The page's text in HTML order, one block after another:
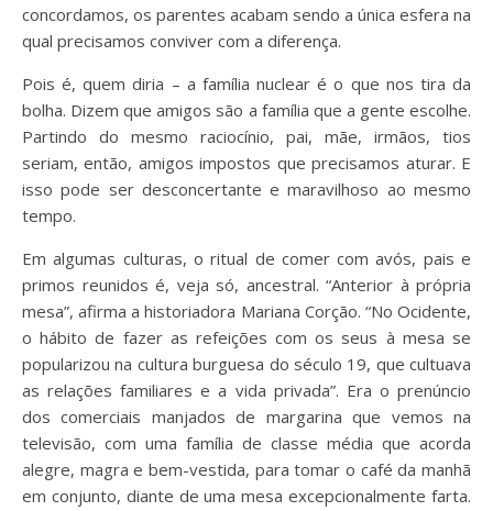
concordamos, os parentes acabam sendo a única esfera na
qual precisamos conviver com a diferença.
Pois é, quem diria – a família nuclear é o que nos tira da
bolha. Dizem que amigos são a família que a gente escolhe.
Partindo do mesmo raciocínio, pai, mãe, irmãos, tios
seriam, então, amigos impostos que precisamos aturar. E
isso pode ser desconcertante e maravilhoso ao mesmo
tempo.
Em algumas culturas, o ritual de comer com avós, pais e
primos reunidos é, veja só, ancestral. “Anterior à própria
mesa”, afirma a historiadora Mariana Corção. “No Ocidente,
o hábito de fazer as refeições com os seus à mesa se
popularizou na cultura burguesa do século 19, que cultuava
as relações familiares e a vida privada”. Era o prenúncio
dos comerciais manjados de margarina que vemos na
televisão, com uma família de classe média que acorda
alegre, magra e bem-vestida, para tomar o café da manhã
em conjunto, diante de uma mesa excepcionalmente farta.